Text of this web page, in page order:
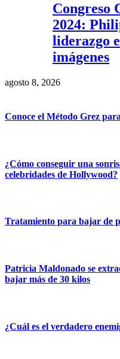
Congreso
2024:
liderazgo
imágenes
agosto 8, 2026
Conoce el Método Grez
¿Cómo conseguir una
celebridades de Hollywood?
Tratamiento para bajar de
Patricia Maldonado se
bajar más de 30 kilos
¿Cuál es el verdadero